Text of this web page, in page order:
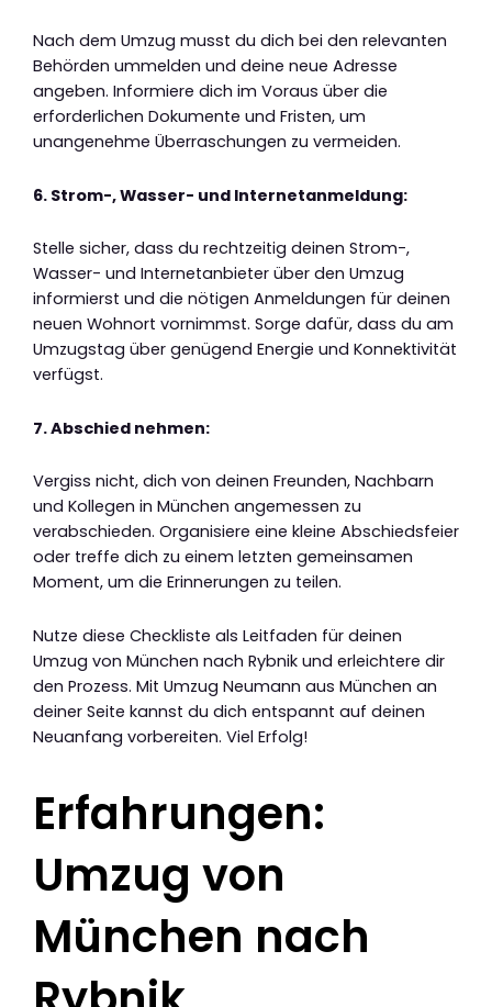
Nach dem Umzug musst du dich bei den relevanten
Behörden ummelden und deine neue Adresse
angeben. Informiere dich im Voraus über die
erforderlichen Dokumente und Fristen, um
unangenehme Überraschungen zu vermeiden.
6. Strom-, Wasser- und Internetanmeldung:
Stelle sicher, dass du rechtzeitig deinen Strom-,
Wasser- und Internetanbieter über den Umzug
informierst und die nötigen Anmeldungen für deinen
neuen Wohnort vornimmst. Sorge dafür, dass du am
Umzugstag über genügend Energie und Konnektivität
verfügst.
7. Abschied nehmen:
Vergiss nicht, dich von deinen Freunden, Nachbarn
und Kollegen in München angemessen zu
verabschieden. Organisiere eine kleine Abschiedsfeier
oder treffe dich zu einem letzten gemeinsamen
Moment, um die Erinnerungen zu teilen.
Nutze diese Checkliste als Leitfaden für deinen
Umzug von München nach Rybnik und erleichtere dir
den Prozess. Mit Umzug Neumann aus München an
deiner Seite kannst du dich entspannt auf deinen
Neuanfang vorbereiten. Viel Erfolg!
Erfahrungen:
Umzug von
München nach